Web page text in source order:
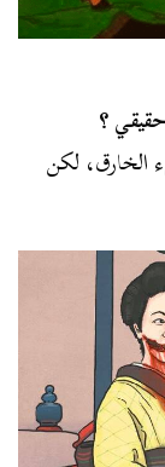
؟
الخارق، لكن